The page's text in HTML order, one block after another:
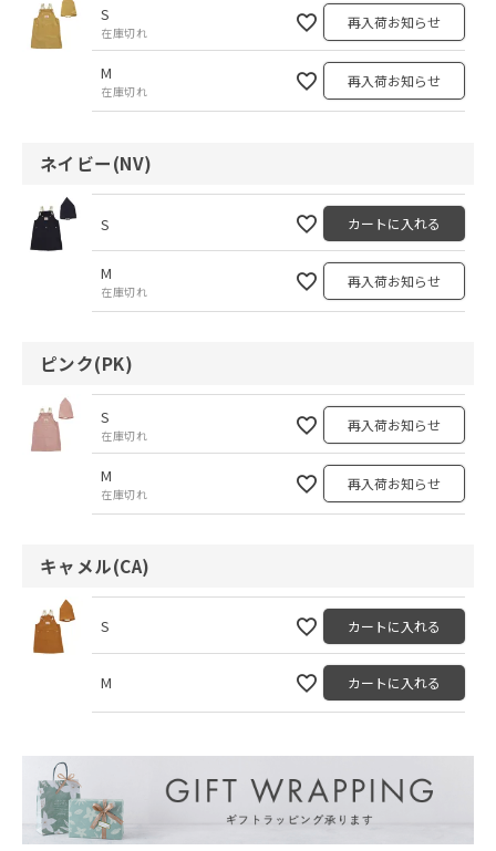
S
在庫切れ
再入荷お知らせ
M
在庫切れ
再入荷お知らせ
ネイビー(NV)
S カートに入れる
M
在庫切れ
再入荷お知らせ
ピンク(PK)
S
在庫切れ
再入荷お知らせ
M
在庫切れ
再入荷お知らせ
キャメル(CA)
S カートに入れる
M カートに入れる